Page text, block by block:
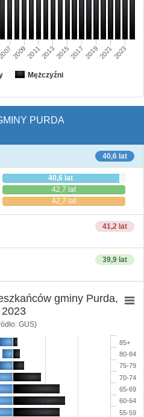
Mężczyźni
20092011201320152017201920212023
PURDA
40,6 lat
40,6 lat
42,7 lat
42,7 lat
41,2 lat
39,9 lat
gminy Purda,
2023
GUS)
55-59
60-64
65-69
70-74
75-79
80-84
85+